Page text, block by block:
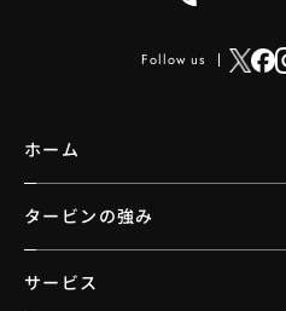
Follow us
ホーム
タービンの強み
サービス